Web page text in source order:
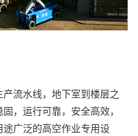
流水线，地下室到楼层之
，运行可靠，安全高效，
广泛的高空作业专用设